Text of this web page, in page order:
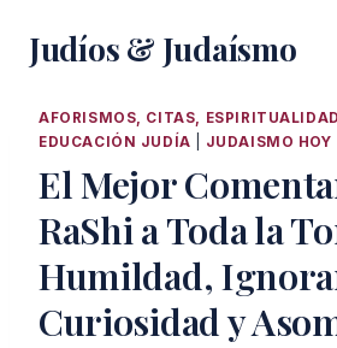
Judíos & Judaísmo
AFORISMOS, CITAS,
EDUCACIÓN JUDÍA
JUDAISMO HOY
El Mejor
RaShi a Toda la
Humildad,
Curiosidad y